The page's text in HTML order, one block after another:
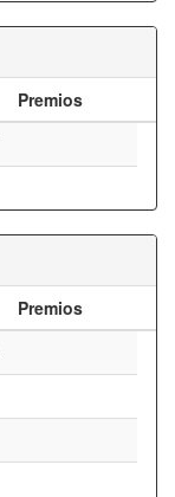
Premios
Premios